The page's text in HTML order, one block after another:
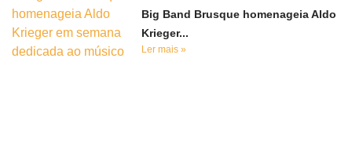
Big Band Brusque homenageia Aldo
Krieger...
Ler mais »